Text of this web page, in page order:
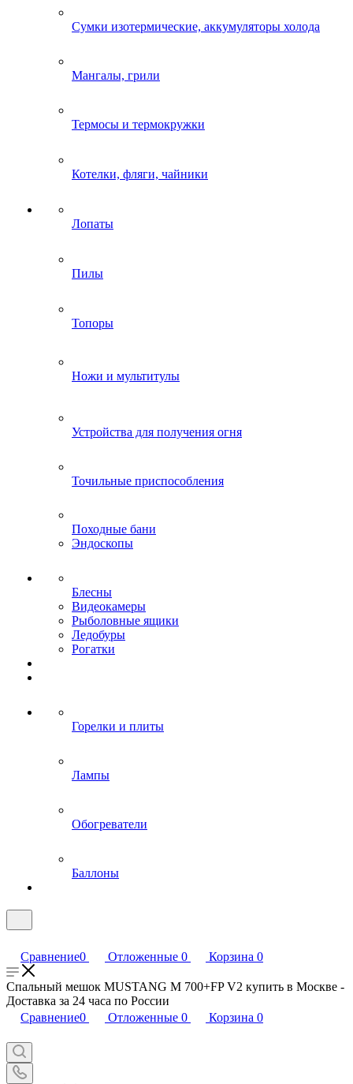
Сумки изотермические, аккумуляторы холода
Мангалы, грили
Термосы и термокружки
Котелки, фляги, чайники
Лопаты
Пилы
Топоры
Ножи и мультитулы
Устройства для получения огня
Точильные приспособления
Походные бани
Эндоскопы
Блесны
Видеокамеры
Рыболовные ящики
Ледобуры
Рогатки
Горелки и плиты
Лампы
Обогреватели
Баллоны
Сравнение0 Отложенные 0 Корзина 0
Спальный мешок MUSTANG M 700+FP V2 купить в Москве -
Доставка за 24 часа по России
Сравнение0 Отложенные 0 Корзина 0